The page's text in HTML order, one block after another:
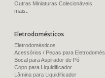
Outras Miniaturas Colecionáveis
mais..
Eletrodomésticos
Eletrodomésticos
Acessórios / Peças para
Bocal para Aspirador de Pó
Copo para Liquidificador
Lâmina para Liquidificador